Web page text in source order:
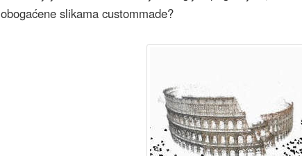
obogaćene slikama custommade?